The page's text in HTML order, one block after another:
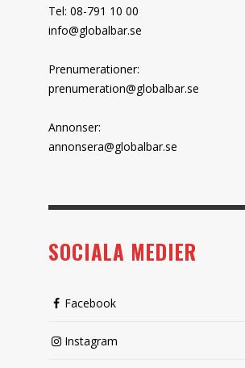
Tel: 08-791 10 00
info@globalbar.se
Prenumerationer:
prenumeration@globalbar.se
Annonser:
annonsera@globalbar.se
SOCIALA MEDIER
Facebook
Instagram